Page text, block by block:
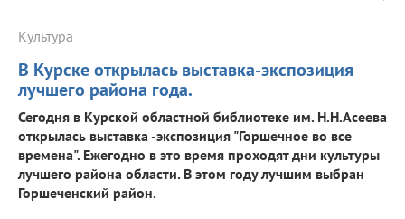
В Курске открылась выставка-экспозиция
лучшего района года.
Культура
Сегодня в Курской областной библиотеке им. Н.Н.Асеева
открылась выставка -экспозиция "Горшечное во все
времена". Ежегодно в это время проходят дни культуры
лучшего района области. В этом году лучшим выбран
Горшеченский район.